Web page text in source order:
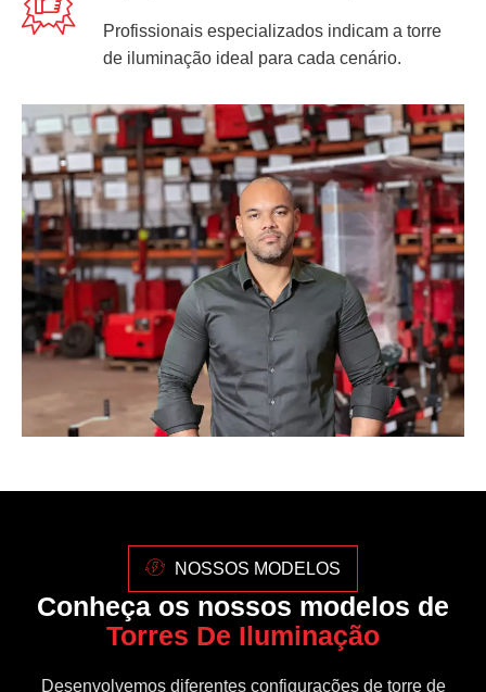
Profissionais especializados indicam a torre
de iluminação ideal para cada cenário.
NOSSOS MODELOS
Conheça os nossos modelos de
Torres De Iluminação
Desenvolvemos diferentes configurações de torre de